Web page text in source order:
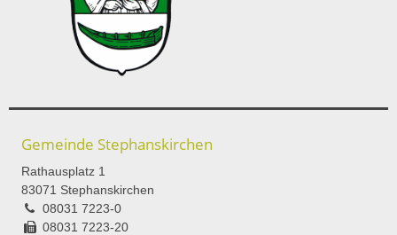
Gemeinde Stephanskirchen
Rathausplatz 1
83071 Stephanskirchen
08031 7223-0
08031 7223-20